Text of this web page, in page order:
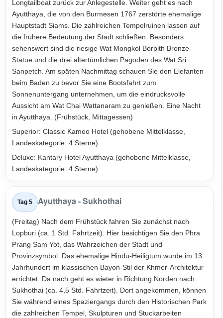
Longtailboat zurück zur Anlegestelle. Weiter geht es nach
Ayutthaya, die von den Burmesen 1767 zerstörte ehemalige
Hauptstadt Siams. Die zahlreichen Tempelruinen lassen auf
die frühere Bedeutung der Stadt schließen. Besonders
sehenswert sind die riesige Wat Mongkol Borpith Bronze-
Statue und die drei altertümlichen Pagoden des Wat Sri
Sanpetch. Am späten Nachmittag schauen Sie den Elefanten
beim Baden zu bevor Sie eine Bootsfahrt zum
Sonnenuntergang unternehmen, um die eindrucksvolle
Aussicht am Wat Chai Wattanaram zu genießen. Eine Nacht
in Ayutthaya. (Frühstück, Mittagessen)
Superior: Classic Kameo Hotel (gehobene Mittelklasse,
Landeskategorie: 4 Sterne)
Deluxe: Kantary Hotel Ayutthaya (gehobene Mittelklasse,
Landeskategorie: 4 Sterne)
Tag 5 Ayutthaya - Sukhothai
(Freitag) Nach dem Frühstück fahren Sie zunächst nach
Lopburi (ca. 1 Std. Fahrtzeit). Hier besichtigen Sie den Phra
Prang Sam Yot, das Wahrzeichen der Stadt und
Provinzsymbol. Das ehemalige Hindu-Heiligtum wurde im 13.
Jahrhundert im klassischen Bayon-Stil der Khmer-Architektur
errichtet. Da nach geht es wieter in Richtung Norden nach
Sukhothai (ca. 4,5 Std. Fahrtzeit). Dort angekommen, können
Sie während eines Spaziergangs durch den Historischen Park
die zahlreichen Tempel, Skulpturen und Stuckarbeiten